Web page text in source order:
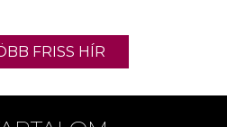
FRISS HÍR